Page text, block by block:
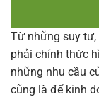
Từ những suy
phải chính thức
những nhu cầu
cũng là để kinh